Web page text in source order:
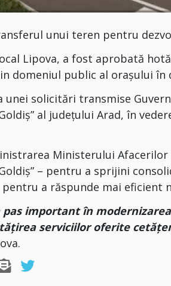
unui teren pentru
Lipova, a fost aprobată
domeniul public al orașului
unei solicitări transmise
al județului Arad, în
Ministerului
– pentru a sprijini
a răspunde mai eficient
important în
serviciilor oferite